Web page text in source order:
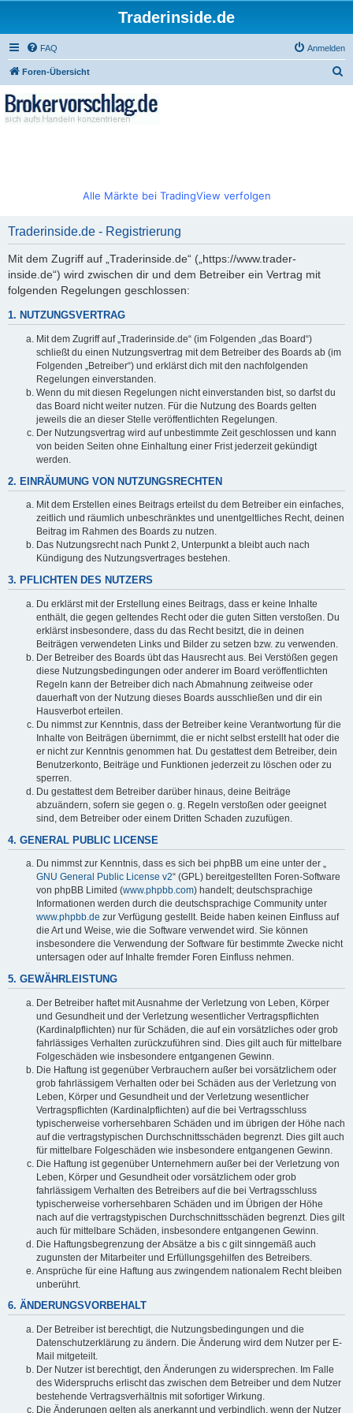
Traderinside.de
FAQ Anmelden
Foren-Übersicht
Alle Märkte bei TradingView verfolgen
Traderinside.de - Registrierung
Mit dem Zugriff auf „Traderinside.de“ („https://www.trader-
inside.de“) wird zwischen dir und dem Betreiber ein Vertrag mit
folgenden Regelungen geschlossen:
1. NUTZUNGSVERTRAG
Mit dem Zugriff auf „Traderinside.de“ (im Folgenden „das Board“)
schließt du einen Nutzungsvertrag mit dem Betreiber des Boards ab (im
Folgenden „Betreiber“) und erklärst dich mit den nachfolgenden
Regelungen einverstanden.
Wenn du mit diesen Regelungen nicht einverstanden bist, so darfst du
das Board nicht weiter nutzen. Für die Nutzung des Boards gelten
jeweils die an dieser Stelle veröffentlichten Regelungen.
Der Nutzungsvertrag wird auf unbestimmte Zeit geschlossen und kann
von beiden Seiten ohne Einhaltung einer Frist jederzeit gekündigt
werden.
2. EINRÄUMUNG VON NUTZUNGSRECHTEN
Mit dem Erstellen eines Beitrags erteilst du dem Betreiber ein einfaches,
zeitlich und räumlich unbeschränktes und unentgeltliches Recht, deinen
Beitrag im Rahmen des Boards zu nutzen.
Das Nutzungsrecht nach Punkt 2, Unterpunkt a bleibt auch nach
Kündigung des Nutzungsvertrages bestehen.
3. PFLICHTEN DES NUTZERS
Du erklärst mit der Erstellung eines Beitrags, dass er keine Inhalte
enthält, die gegen geltendes Recht oder die guten Sitten verstoßen. Du
erklärst insbesondere, dass du das Recht besitzt, die in deinen
Beiträgen verwendeten Links und Bilder zu setzen bzw. zu verwenden.
Der Betreiber des Boards übt das Hausrecht aus. Bei Verstößen gegen
diese Nutzungsbedingungen oder anderer im Board veröffentlichten
Regeln kann der Betreiber dich nach Abmahnung zeitweise oder
dauerhaft von der Nutzung dieses Boards ausschließen und dir ein
Hausverbot erteilen.
Du nimmst zur Kenntnis, dass der Betreiber keine Verantwortung für die
Inhalte von Beiträgen übernimmt, die er nicht selbst erstellt hat oder die
er nicht zur Kenntnis genommen hat. Du gestattest dem Betreiber, dein
Benutzerkonto, Beiträge und Funktionen jederzeit zu löschen oder zu
sperren.
Du gestattest dem Betreiber darüber hinaus, deine Beiträge
abzuändern, sofern sie gegen o. g. Regeln verstoßen oder geeignet
sind, dem Betreiber oder einem Dritten Schaden zuzufügen.
4. GENERAL PUBLIC LICENSE
Du nimmst zur Kenntnis, dass es sich bei phpBB um eine unter der „
GNU General Public License v2“ (GPL) bereitgestellten Foren-Software
von phpBB Limited (www.phpbb.com) handelt; deutschsprachige
Informationen werden durch die deutschsprachige Community unter
www.phpbb.de zur Verfügung gestellt. Beide haben keinen Einfluss auf
die Art und Weise, wie die Software verwendet wird. Sie können
insbesondere die Verwendung der Software für bestimmte Zwecke nicht
untersagen oder auf Inhalte fremder Foren Einfluss nehmen.
5. GEWÄHRLEISTUNG
Der Betreiber haftet mit Ausnahme der Verletzung von Leben, Körper
und Gesundheit und der Verletzung wesentlicher Vertragspflichten
(Kardinalpflichten) nur für Schäden, die auf ein vorsätzliches oder grob
fahrlässiges Verhalten zurückzuführen sind. Dies gilt auch für mittelbare
Folgeschäden wie insbesondere entgangenen Gewinn.
Die Haftung ist gegenüber Verbrauchern außer bei vorsätzlichem oder
grob fahrlässigem Verhalten oder bei Schäden aus der Verletzung von
Leben, Körper und Gesundheit und der Verletzung wesentlicher
Vertragspflichten (Kardinalpflichten) auf die bei Vertragsschluss
typischerweise vorhersehbaren Schäden und im übrigen der Höhe nach
auf die vertragstypischen Durchschnittsschäden begrenzt. Dies gilt auch
für mittelbare Folgeschäden wie insbesondere entgangenen Gewinn.
Die Haftung ist gegenüber Unternehmern außer bei der Verletzung von
Leben, Körper und Gesundheit oder vorsätzlichem oder grob
fahrlässigem Verhalten des Betreibers auf die bei Vertragsschluss
typischerweise vorhersehbaren Schäden und im Übrigen der Höhe
nach auf die vertragstypischen Durchschnittsschäden begrenzt. Dies gilt
auch für mittelbare Schäden, insbesondere entgangenen Gewinn.
Die Haftungsbegrenzung der Absätze a bis c gilt sinngemäß auch
zugunsten der Mitarbeiter und Erfüllungsgehilfen des Betreibers.
Ansprüche für eine Haftung aus zwingendem nationalem Recht bleiben
unberührt.
6. ÄNDERUNGSVORBEHALT
Der Betreiber ist berechtigt, die Nutzungsbedingungen und die
Datenschutzerklärung zu ändern. Die Änderung wird dem Nutzer per E-
Mail mitgeteilt.
Der Nutzer ist berechtigt, den Änderungen zu widersprechen. Im Falle
des Widerspruchs erlischt das zwischen dem Betreiber und dem Nutzer
bestehende Vertragsverhältnis mit sofortiger Wirkung.
Die Änderungen gelten als anerkannt und verbindlich, wenn der Nutzer